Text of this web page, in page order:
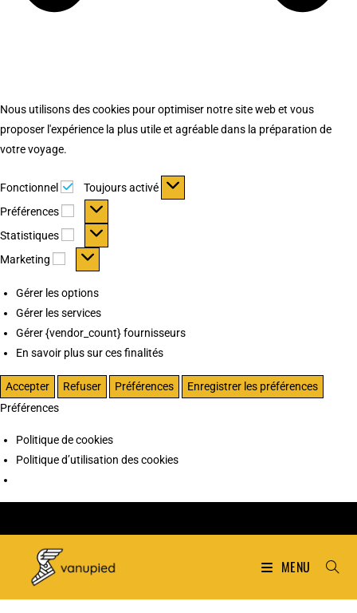
Nous utilisons des cookies pour optimiser notre site web et vous
proposer l'expérience la plus utile et agréable dans la préparation de
votre voyage.
Fonctionnel Fonctionnel
Toujours activé
Préférences
Préférences
Statistiques Statistiques
Marketing Marketing
Gérer les options
Gérer les services
Gérer {vendor_count} fournisseurs
En savoir plus sur ces finalités
Accepter Refuser Préférences
Enregistrer les préférences
Préférences
Politique de cookies
Politique d’utilisation des cookies
MENU